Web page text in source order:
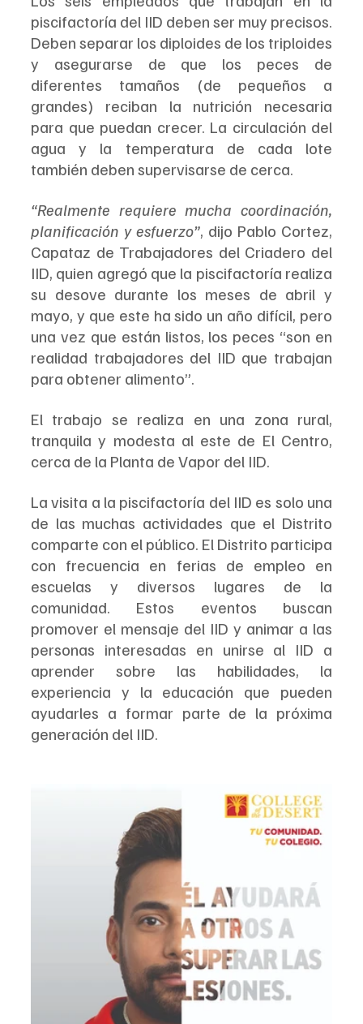
piscifactoría del IID deben ser muy precisos.
Deben separar los diploides de los triploides
y asegurarse de que los peces de
diferentes tamaños (de pequeños a
grandes) reciban la nutrición necesaria
para que puedan crecer. La circulación del
agua y la temperatura de cada lote
también deben supervisarse de cerca.
“Realmente requiere mucha coordinación,
planificación y esfuerzo”, dijo Pablo Cortez,
Capataz de Trabajadores del Criadero del
IID, quien agregó que la piscifactoría realiza
su desove durante los meses de abril y
mayo, y que este ha sido un año difícil, pero
una vez que están listos, los peces “son en
realidad trabajadores del IID que trabajan
para obtener alimento”.
El trabajo se realiza en una zona rural,
tranquila y modesta al este de El Centro,
cerca de la Planta de Vapor del IID.
La visita a la piscifactoría del IID es solo una
de las muchas actividades que el Distrito
comparte con el público. El Distrito participa
con frecuencia en ferias de empleo en
escuelas y diversos lugares de la
comunidad. Estos eventos buscan
promover el mensaje del IID y animar a las
personas interesadas en unirse al IID a
aprender sobre las habilidades, la
experiencia y la educación que pueden
ayudarles a formar parte de la próxima
generación del IID.